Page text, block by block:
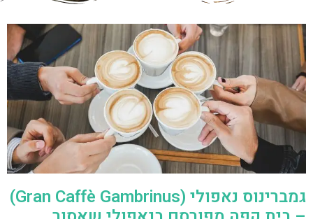
גמברינוס נאפולי (Gran Caffè Gambrinus)